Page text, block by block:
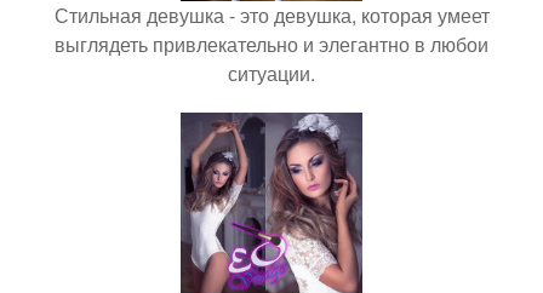
Стильная девушка - это девушка, которая умеет
выглядеть привлекательно и элегантно в любои
ситуации.